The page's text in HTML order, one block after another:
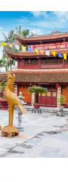
và...
thực hiện Nghị
thành phố...
thực hiện Kế
Uỷ ban nhân...
dự thảo văn bản
luật
CỦA LÃNH
ngày 09/8/2026)
số 276/KH-